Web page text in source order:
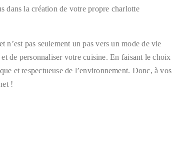
dans la création de votre propre charlotte
pas seulement un pas vers un mode de vie
de personnaliser votre cuisine. En faisant le choix
et respectueuse de l’environnement. Donc, à vos
!